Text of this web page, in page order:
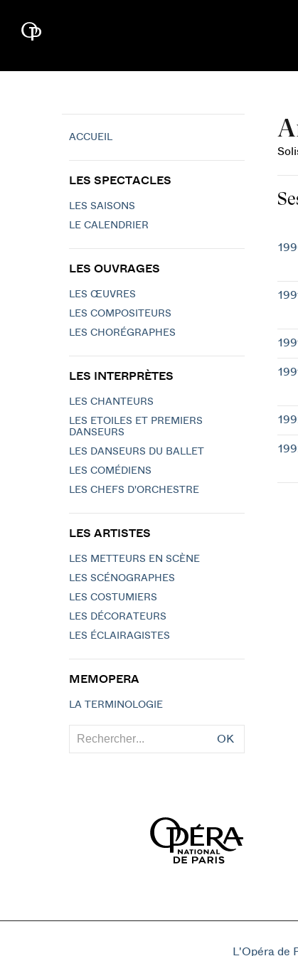
ACCUEIL
LES SPECTACLES
LES SAISONS
LE CALENDRIER
LES OUVRAGES
LES ŒUVRES
LES COMPOSITEURS
LES CHORÉGRAPHES
LES INTERPRÈTES
LES CHANTEURS
LES ETOILES ET PREMIERS
DANSEURS
LES DANSEURS DU BALLET
LES COMÉDIENS
LES CHEFS D'ORCHESTRE
LES ARTISTES
LES METTEURS EN SCÈNE
LES SCÉNOGRAPHES
LES COSTUMIERS
LES DÉCORATEURS
LES ÉCLAIRAGISTES
MEMOPERA
LA TERMINOLOGIE
OK
L'Opéra de